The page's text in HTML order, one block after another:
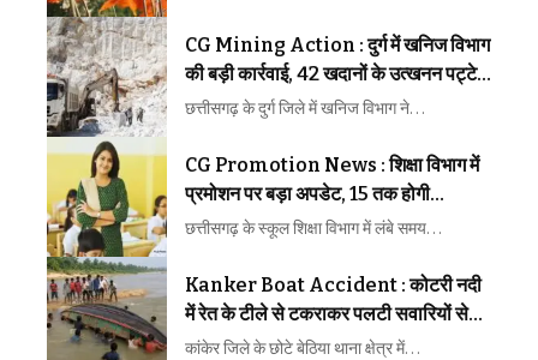
CG Mining Action : दुर्ग में खनिज विभाग
की बड़ी कार्रवाई, 42 खदानों के उत्खनन पट्टे
निरस्त
छत्तीसगढ़ के दुर्ग जिले में खनिज विभाग ने…
CG Promotion News : शिक्षा विभाग में
प्रमोशन पर बड़ा अपडेट, 15 तक होगी
प्रक्रिया
छत्तीसगढ़ के स्कूल शिक्षा विभाग में लंबे समय…
Kanker Boat Accident : कोटरी नदी
में रेत के टीले से टकराकर पलटी सवारियों से
भरी नाव, 12 लोग थे सवार
कांकेर जिले के छोटे बेठिया थाना क्षेत्र में…